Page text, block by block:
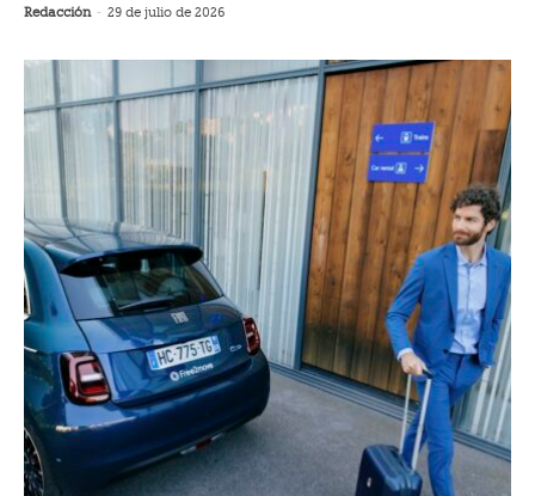
Redacción - 29 de julio de 2026